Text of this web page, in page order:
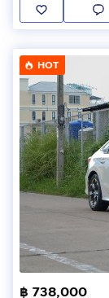
HOT
฿ 738,000